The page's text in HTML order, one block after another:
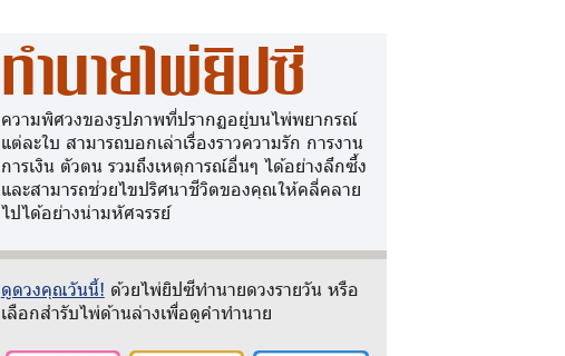
ทำนายไพ่ยิปซี
ความพิศวงของรูปภาพที่ปรากฏอยู่บนไพ่พยากรณ์
แต่ละใบ สามารถบอกเล่าเรื่องราวความรัก การงาน
การเงิน ตัวตน รวมถึงเหตุการณ์อื่นๆ ได้อย่างลึกซึ้ง
และสามารถช่วยไขปริศนาชีวิตของคุณให้คลี่คลาย
ไปได้อย่างน่ามหัศจรรย์
ดูดวงคุณวันนี้! ด้วยไพ่ยิปซีทำนายดวงรายวัน หรือ
เลือกสำรับไพ่ด้านล่างเพื่อดูคำทำนาย